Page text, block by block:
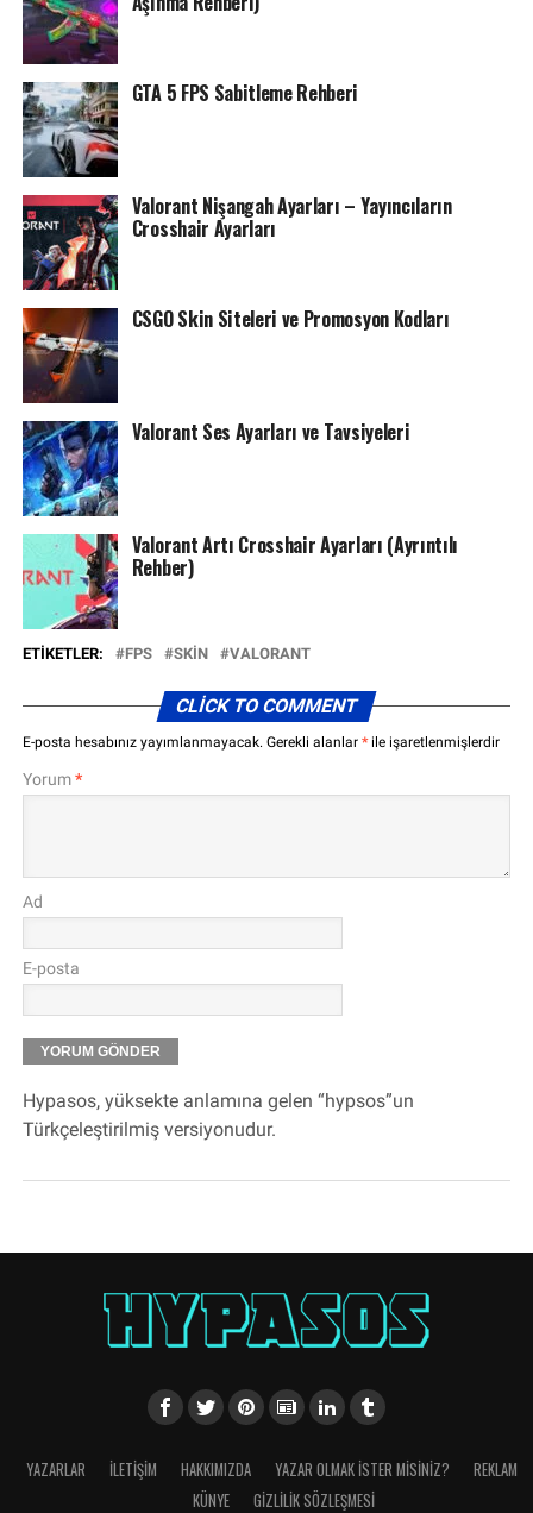
GTA 5 FPS Sabitleme Rehberi
Valorant Nişangah Ayarları – Yayıncıların
Crosshair Ayarları
CSGO Skin Siteleri ve Promosyon Kodları
Valorant Ses Ayarları ve Tavsiyeleri
Valorant Artı Crosshair Ayarları (Ayrıntılı
Rehber)
ETIKETLER: FPS SKIN VALORANT
CLICK TO COMMENT
E-posta hesabınız yayımlanmayacak. Gerekli alanlar *ile işaretlenmişlerdir
Yorum*
Ad
E-posta
Hypasos, yüksekte anlamına gelen “hypsos”un
Türkçeleştirilmiş versiyonudur.
YAZARLAR İLETIŞIM HAKKIMIZDA YAZAR OLMAK İSTER MISINIZ?
REKLAM
KÜNYE
GIZLILIK SÖZLEŞMESI